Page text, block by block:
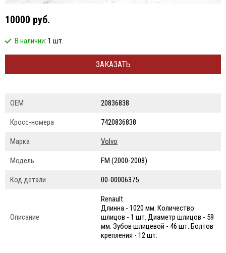
10000 руб.
В наличии: 1 шт.
ЗАКАЗАТЬ
ОЕМ 20836838
Кросс-номера 7420836838
Марка Volvo
Модель FM (2000-2008)
Код детали 00-00006375
Описание
Renault
Длинна - 1020 мм. Количество
шлицов - 1 шт. Диаметр шлицов - 59
мм. Зубов шлицевой - 46 шт. Болтов
крепления - 12 шт.